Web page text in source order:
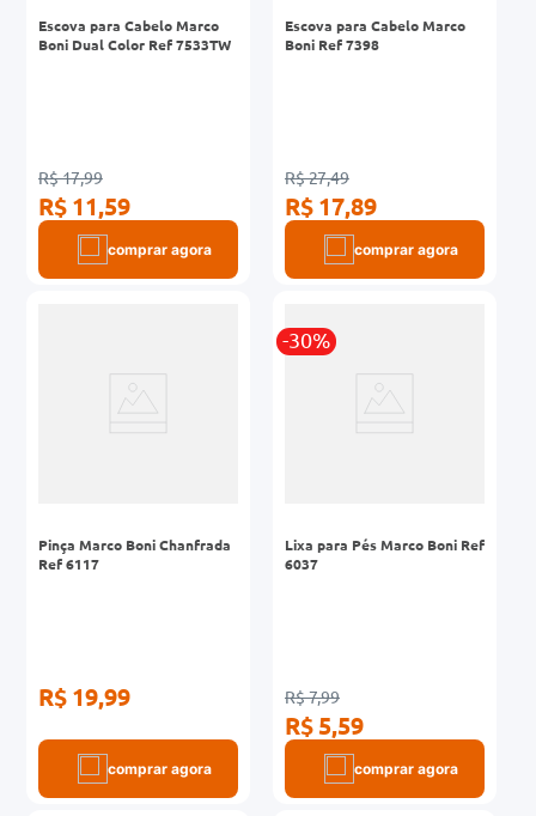
Escova para Cabelo Marco
Boni Dual Color Ref 7533TW
R$ 17,99
R$ 11,59
comprar agora
Escova para Cabelo Marco
Boni Ref 7398
R$ 27,49
R$ 17,89
comprar agora
Pinça Marco Boni Chanfrada
Ref 6117
R$ 19,99
comprar agora
-30%
Lixa para Pés Marco Boni Ref
6037
R$ 7,99
R$ 5,59
comprar agora